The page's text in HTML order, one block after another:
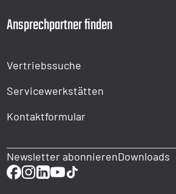
Ansprechpartner finden
Vertriebssuche
Servicewerkstätten
Kontaktformular
Newsletter abonnierenDownloads